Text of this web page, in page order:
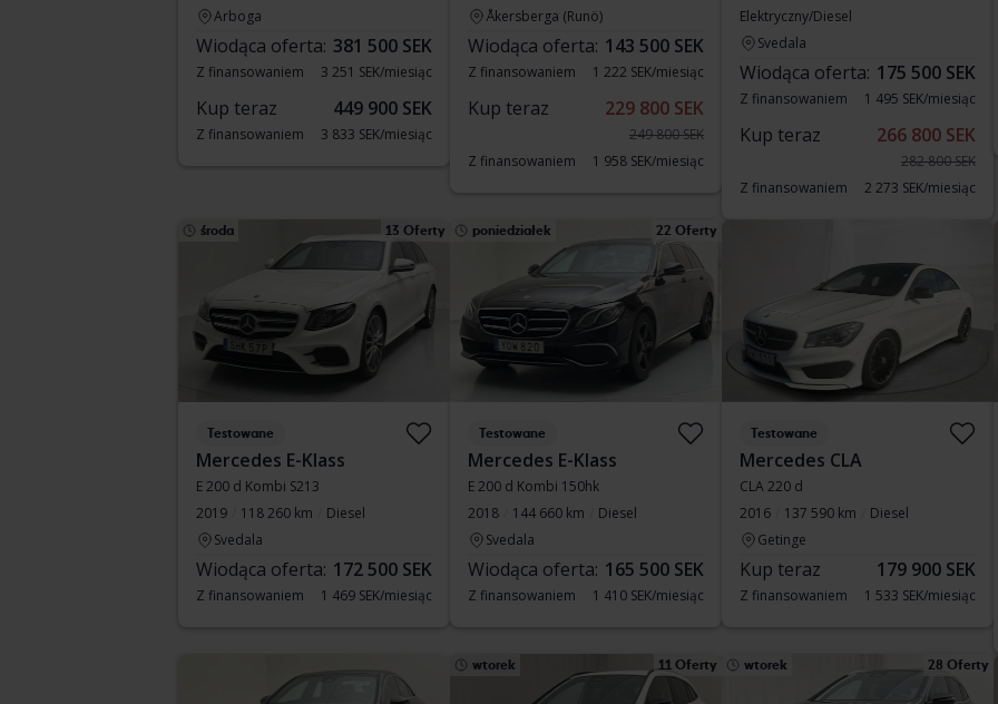
Arboga
Wiodąca oferta: 381 500 SEK
Z finansowaniem 3 251 SEK/miesiąc
Kup teraz 449 900 SEK
Z finansowaniem 3 833 SEK/miesiąc
Åkersberga (Runö)
Wiodąca oferta: 143 500 SEK
Z finansowaniem 1 222 SEK/miesiąc
Kup teraz 229 800 SEK
249 800 SEK
Z finansowaniem
1 958 SEK/miesiąc
Elektryczny/Diesel
Svedala
Wiodąca oferta: 175 500 SEK
Z finansowaniem 1 495 SEK/miesiąc
Kup teraz 266 800 SEK
282 800 SEK
Z finansowaniem
2 273 SEK/miesiąc
środa 13 Oferty
Testowane
Mercedes E-Klass
E 200 d Kombi S213
2019
118 260 km
Diesel
Svedala
Wiodąca oferta: 172 500 SEK
Z finansowaniem 1 469 SEK/miesiąc
poniedziałek 22 Oferty
Testowane
Mercedes E-Klass
E 200 d Kombi 150hk
2018
144 660 km
Diesel
Svedala
Wiodąca oferta: 165 500 SEK
Z finansowaniem 1 410 SEK/miesiąc
Testowane
Mercedes CLA
CLA 220 d
2016
137 590 km
Diesel
Getinge
Kup teraz 179 900 SEK
Z finansowaniem 1 533 SEK/miesiąc
wtorek 11 Oferty wtorek 28 Oferty